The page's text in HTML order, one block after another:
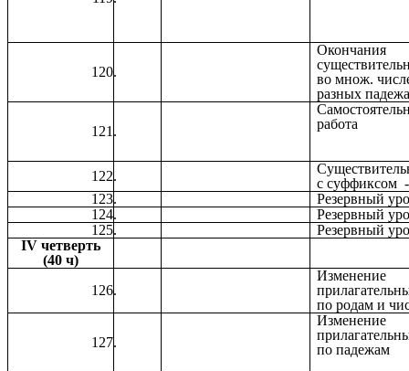
Окончания
во множ.
разных
работа
с суффиксом
Резервный
Резервный
Резервный
IV четверть
(40 ч)
Изменение
по родам и
Изменение
по падежам